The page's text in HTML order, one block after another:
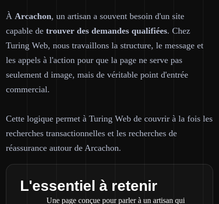
À Arcachon, un artisan a souvent besoin d'un site
capable de trouver des demandes qualifiées. Chez
Turing Web, nous travaillons la structure, le message et
les appels à l'action pour que la page ne serve pas
seulement d image, mais de véritable point d'entrée
commercial.
Cette logique permet à Turing Web de couvrir à la fois les
recherches transactionnelles et les recherches de
réassurance autour de Arcachon.
L'essentiel à retenir
Une page conçue pour parler à un artisan qui